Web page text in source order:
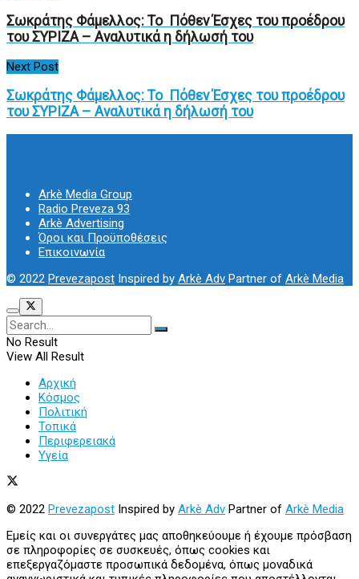
Σωκράτης Φάμελλος: Το Πόθεν Έσχες του προέδρου
του ΣΥΡΙΖΑ – Αναλυτικά η δήλωσή του
Next Post
Σωκράτης Φάμελλος: Το Πόθεν Έσχες του προέδρου
του ΣΥΡΙΖΑ – Αναλυτικά η δήλωσή του
Arkè Media Group
Radio Preveza 93
Arkè Advertising
Όροι και Προϋποθέσεις
Επικοινωνία
© 2022 Prevezapost Inspired by Arkè Adv Partner of Arkè Media
No Result
View All Result
Αρχική
Κόσμος
Πολιτική
Τοπικά
Περιφερειακά
Υγεία
© 2022 Prevezapost Inspired by Arkè Adv Partner of Arkè Media
Εμείς και οι συνεργάτες μας αποθηκεύουμε ή έχουμε πρόσβαση
σε πληροφορίες σε συσκευές, όπως cookies και
επεξεργαζόμαστε προσωπικά δεδομένα, όπως μοναδικά